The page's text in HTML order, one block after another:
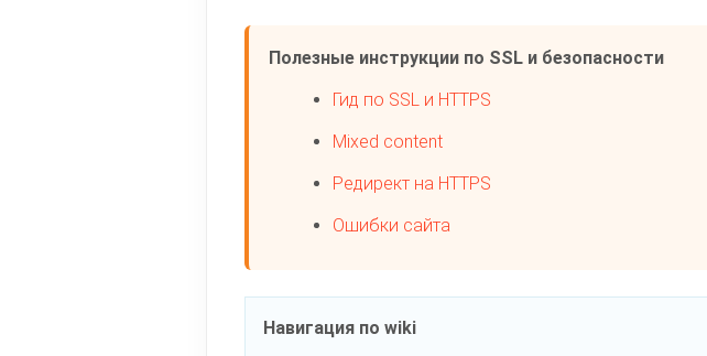
Полезные инструкции по SSL и безопасности
Гид по SSL и HTTPS
Mixed content
Редирект на HTTPS
Ошибки сайта
Навигация по wiki